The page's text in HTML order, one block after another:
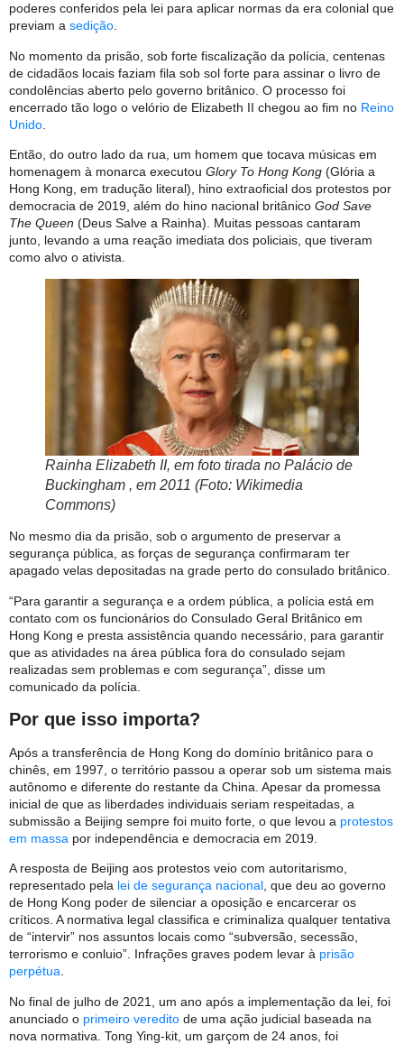
poderes conferidos pela lei para aplicar normas da era colonial que
previam a sedição.
No momento da prisão, sob forte fiscalização da polícia, centenas
de cidadãos locais faziam fila sob sol forte para assinar o livro de
condolências aberto pelo governo britânico. O processo foi
encerrado tão logo o velório de Elizabeth II chegou ao fim no Reino
Unido
Então, do outro lado da rua, um homem que tocava músicas em
homenagem à monarca executou Glory To Hong Kong (Glória a
Hong Kong, em tradução literal), hino extraoficial dos protestos por
democracia de 2019, além do hino nacional britânico God Save
The Queen (Deus Salve a Rainha). Muitas pessoas cantaram
junto, levando a uma reação imediata dos policiais, que tiveram
como alvo o ativista.
Rainha Elizabeth II, em foto tirada no Palácio de
Buckingham , em 2011 (Foto: Wikimedia
Commons)
No mesmo dia da prisão, sob o argumento de preservar a
segurança pública, as forças de segurança confirmaram ter
apagado velas depositadas na grade perto do consulado britânico.
“Para garantir a segurança e a ordem pública, a polícia está em
contato com os funcionários do Consulado Geral Britânico em
Hong Kong e presta assistência quando necessário, para garantir
que as atividades na área pública fora do consulado sejam
realizadas sem problemas e com segurança”, disse um
comunicado da polícia.
Por que isso importa?
Após a transferência de Hong Kong do domínio britânico para o
chinês, em 1997, o território passou a operar sob um sistema mais
autônomo e diferente do restante da China. Apesar da promessa
inicial de que as liberdades individuais seriam respeitadas, a
submissão a Beijing sempre foi muito forte, o que levou a protestos
em massa por independência e democracia em 2019.
A resposta de Beijing aos protestos veio com autoritarismo,
representado pela lei de segurança nacional, que deu ao governo
de Hong Kong poder de silenciar a oposição e encarcerar os
críticos. A normativa legal classifica e criminaliza qualquer tentativa
de “intervir” nos assuntos locais como “subversão, secessão,
terrorismo e conluio”. Infrações graves podem levar à prisão
perpétua.
No final de julho de 2021, um ano após a implementação da lei, foi
anunciado o primeiro veredito de uma ação judicial baseada na
nova normativa. Tong Ying-kit, um garçom de 24 anos, foi